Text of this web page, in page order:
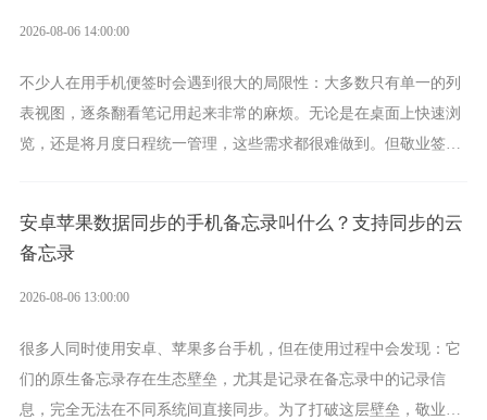
2026-08-06 14:00:00
不少人在用手机便签时会遇到很大的局限性：大多数只有单一的列
表视图，逐条翻看笔记用起来非常的麻烦。无论是在桌面上快速浏
览，还是将月度日程统一管理，这些需求都很难做到。但敬业签作
安卓苹果数据同步的手机备忘录叫什么？支持同步的云
备忘录
2026-08-06 13:00:00
很多人同时使用安卓、苹果多台手机，但在使用过程中会发现：它
们的原生备忘录存在生态壁垒，尤其是记录在备忘录中的记录信
息，完全无法在不同系统间直接同步。为了打破这层壁垒，敬业签